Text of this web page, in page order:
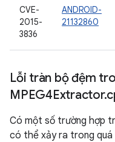
CVE-
2015-
3836
ANDROID-
21132860
Lỗi tràn bộ đệm
MPEG4Extractor.
Có một số trường hợp
có thể xảy ra trong quá